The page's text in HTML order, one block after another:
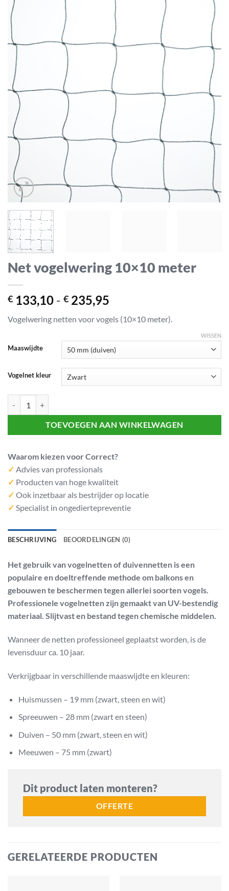
Net vogelwering 10×10 meter
€ 133,10 - € 235,95
€ 133,10
tot
Vogelwering netten voor vogels (10×10 meter).
Maaswijdte
Vogelnet kleur
WISSEN
TOEVOEGEN AAN WINKELWAGEN
Waarom kiezen voor Correct?
✓ Advies van professionals
✓ Producten van hoge kwaliteit
✓ Ook inzetbaar als bestrijder op locatie
✓ Specialist in ongediertepreventie
BESCHRIJVING BEOORDELINGEN (0)
Het gebruik van vogelnetten of duivennetten is een
populaire en doeltreffende methode om balkons en
gebouwen te beschermen tegen allerlei soorten vogels.
Professionele vogelnetten zijn gemaakt van UV-bestendig
materiaal. Slijtvast en bestand tegen chemische middelen.
Wanneer de netten professioneel geplaatst worden, is de
levensduur ca. 10 jaar.
Verkrijgbaar in verschillende maaswijdte en kleuren:
Huismussen – 19 mm (zwart, steen en wit)
Spreeuwen – 28 mm (zwart en steen)
Duiven – 50 mm (zwart, steen en wit)
Meeuwen – 75 mm (zwart)
Dit product laten monteren?
OFFERTE
GERELATEERDE PRODUCTEN